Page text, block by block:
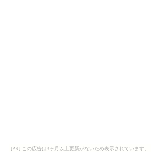
[PR] この広告は3ヶ月以上更新がないため表示されています。